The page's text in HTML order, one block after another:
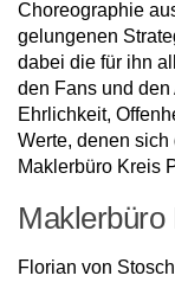
Choreographie
gelungenen
dabei die für ihn
den Fans und
Ehrlichkeit,
Werte, denen
Maklerbüro Kreis
Maklerbüro
Florian von